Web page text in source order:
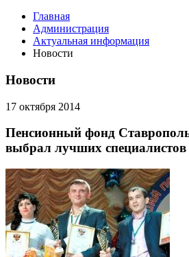
Главная
Администрация
Актуальная информация
Новости
Новости
17 октября 2014
Пенсионный фонд
выбрал лучших специалистов